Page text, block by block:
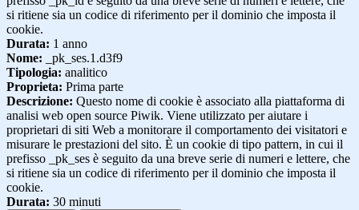
si ritiene sia un codice di riferimento per il dominio che imposta il
cookie.
Durata: 1 anno
Nome: _pk_ses.1.d3f9
Tipologia: analitico
Proprieta: Prima parte
Descrizione: Questo nome di cookie è associato alla piattaforma di
analisi web open source Piwik. Viene utilizzato per aiutare i
proprietari di siti Web a monitorare il comportamento dei visitatori e
misurare le prestazioni del sito. È un cookie di tipo pattern, in cui il
prefisso _pk_ses è seguito da una breve serie di numeri e lettere, che
si ritiene sia un codice di riferimento per il dominio che imposta il
cookie.
Durata: 30 minuti